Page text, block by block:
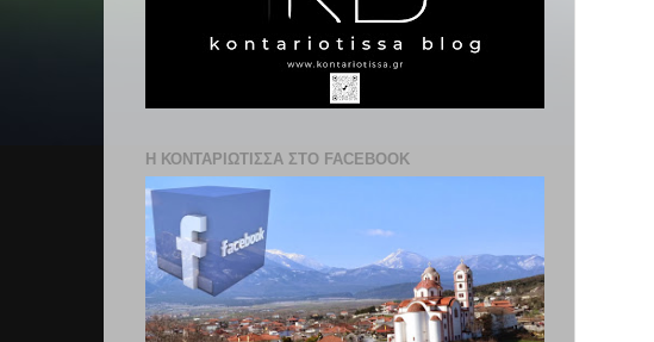
Η ΚΟΝΤΑΡΙΩΤΙΣΣΑ ΣΤΟ FACEBOOK